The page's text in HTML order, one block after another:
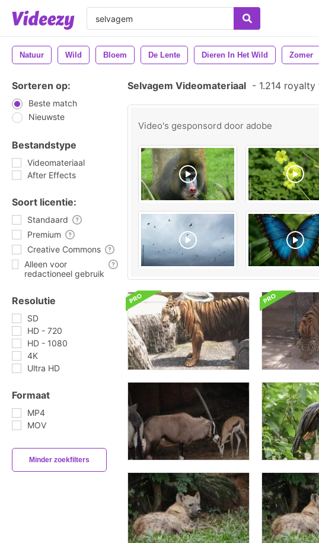
Natuur Wild Bloem De Lente Dieren In Het Wild Zomer
Sorteren op:
Beste match
Nieuwste
Bestandstype
Videomateriaal
After Effects
Soort licentie:
Standaard
Premium
Creative Commons
Alleen voor
redactioneel gebruik
Resolutie
SD
HD - 720
HD - 1080
4K
Ultra HD
Formaat
MP4
MOV
Minder zoekfilters
Selvagem Videomateriaal - 1.214
Video's gesponsord door adobe